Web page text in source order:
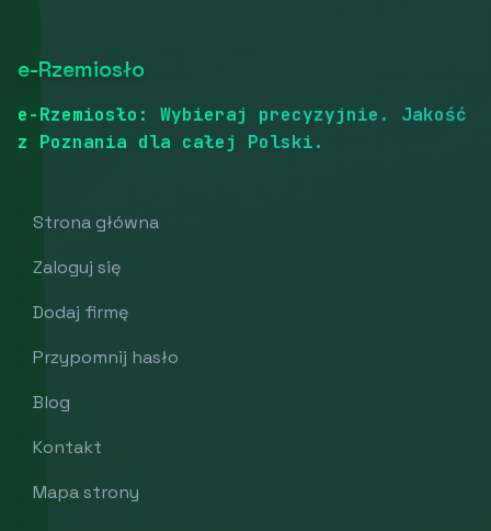
e-Rzemiosło
e-Rzemiosło: Wybieraj precyzyjnie. Jakość
z Poznania dla całej Polski.
Strona główna
Zaloguj się
Dodaj firmę
Przypomnij hasło
Blog
Kontakt
Mapa strony